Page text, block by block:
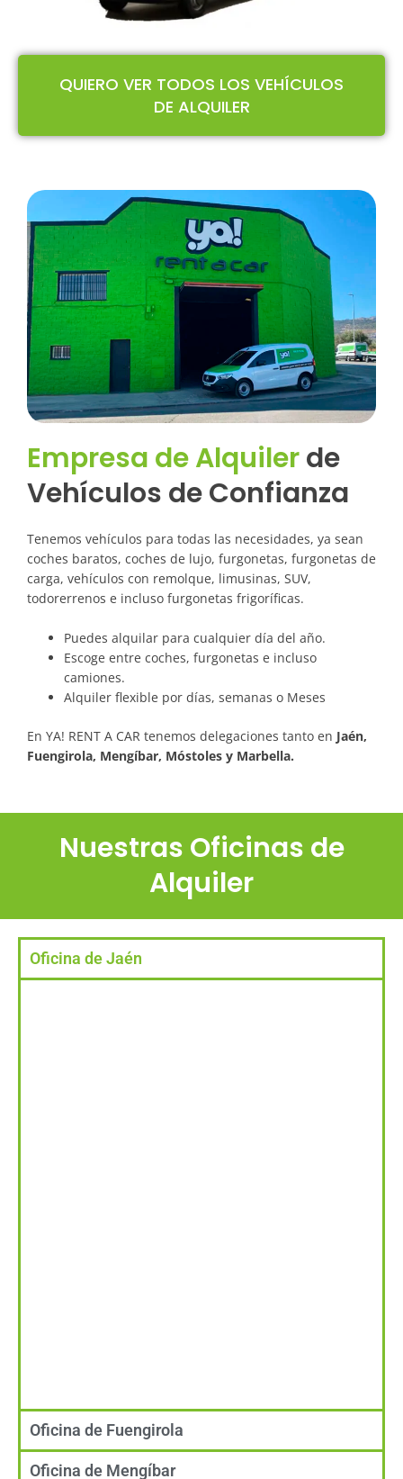
QUIERO VER TODOS LOS VEHÍCULOS
DE ALQUILER
Empresa de Alquilerde
Vehículos de Confianza
Tenemos vehículos para todas las necesidades, ya sean
coches baratos, coches de lujo, furgonetas, furgonetas de
carga, vehículos con remolque, limusinas, SUV,
todorerrenos e incluso furgonetas frigoríficas.
Puedes alquilar para cualquier día del año.
Escoge entre coches, furgonetas e incluso
camiones.
Alquiler flexible por días, semanas o Meses
En YA! RENT A CAR tenemos delegaciones tanto en Jaén,
Fuengirola, Mengíbar, Móstoles y Marbella.
Nuestras Oficinas de
Alquiler
Oficina de Jaén
Oficina de Fuengirola
Oficina de Mengíbar